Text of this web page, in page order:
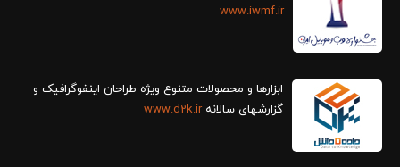
www.iwmf.ir
ابزارها و محصولات متنوع ویژه طراحان اینفوگرافیک و
گزارش‎های سالانه
www.d2k.ir